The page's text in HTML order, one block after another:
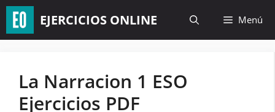
Saltar
contenido
EJERCICIOS ONLINE Menú
La Narracion 1 ESO
Ejercicios PDF